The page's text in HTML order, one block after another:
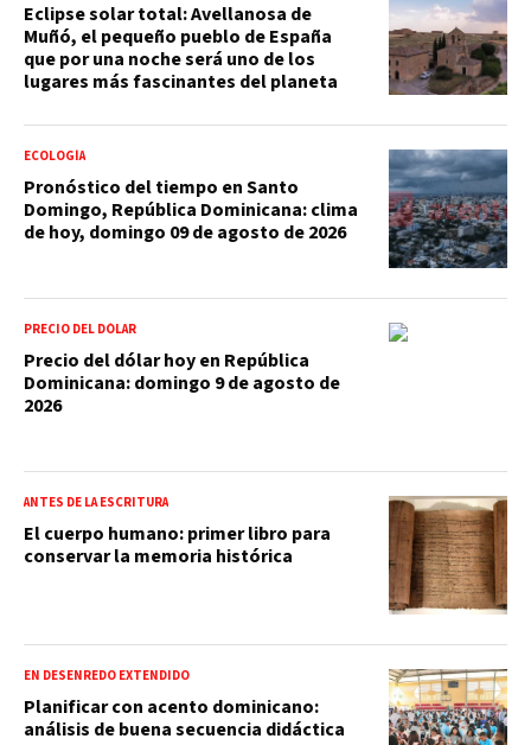
Eclipse solar total: Avellanosa de
Muñó, el pequeño pueblo de España
que por una noche será uno de los
lugares más fascinantes del planeta
ECOLOGÍA
Pronóstico del tiempo en Santo
Domingo, República Dominicana: clima
de hoy, domingo 09 de agosto de 2026
PRECIO DEL DÓLAR
Precio del dólar hoy en República
Dominicana: domingo 9 de agosto de
2026
ANTES DE LA ESCRITURA
El cuerpo humano: primer libro para
conservar la memoria histórica
EN DESENREDO EXTENDIDO
Planificar con acento dominicano:
análisis de buena secuencia didáctica